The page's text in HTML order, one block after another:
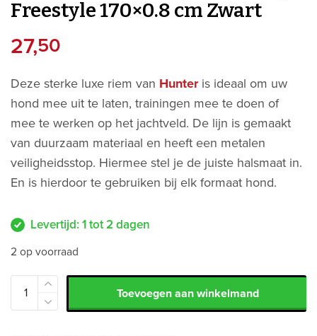
Freestyle 170×0.8 cm Zwart
27,50
Deze sterke luxe riem van Hunteris ideaal om uw
hond mee uit te laten, trainingen mee te doen of
mee te werken op het jachtveld. De lijn is gemaakt
van duurzaam materiaal en heeft een metalen
veiligheidsstop. Hiermee stel je de juiste halsmaat in.
En is hierdoor te gebruiken bij elk formaat hond.
Levertijd: 1 tot 2 dagen
2 op voorraad
Toevoegen aan winkelmand